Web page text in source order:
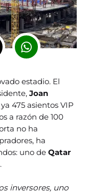
estadio. El
Joan
475 asientos VIP
a razón de 100
no ha
ha
uno deQatar
.
inversores, uno